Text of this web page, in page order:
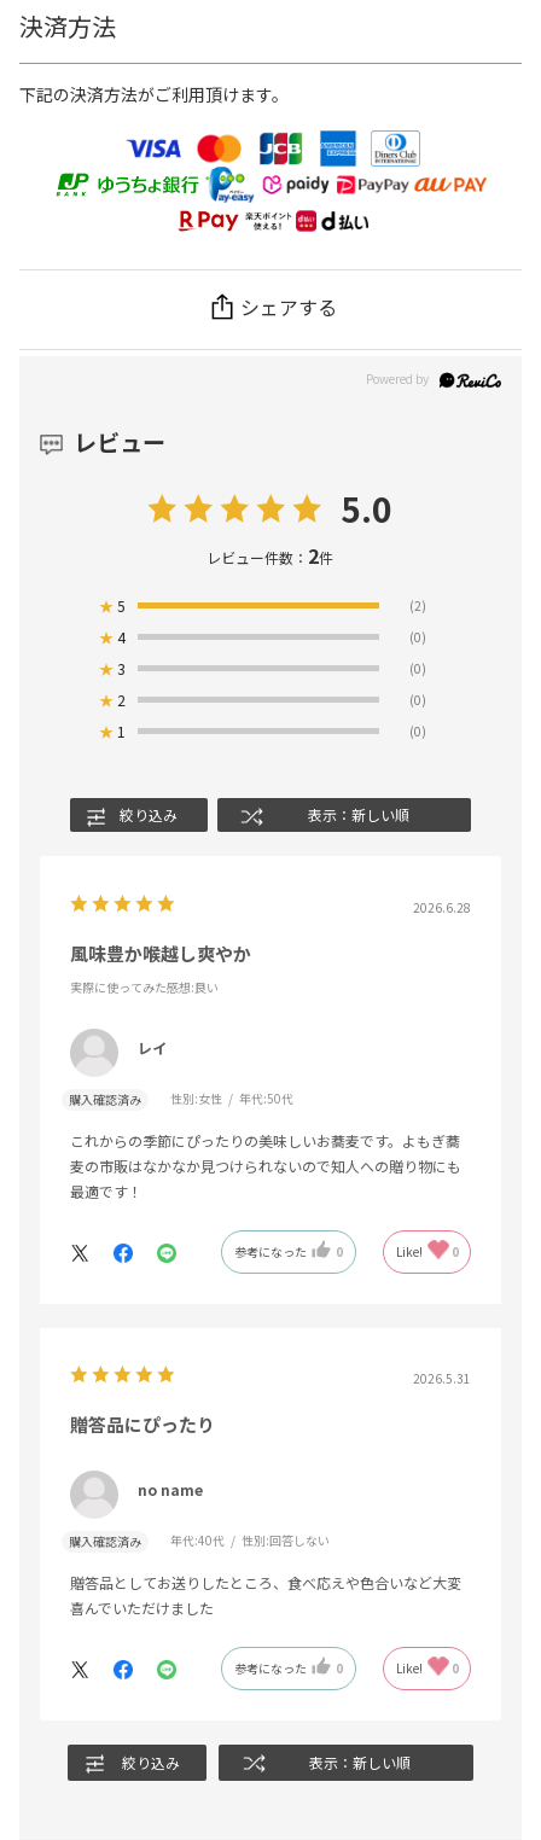
決済方法
下記の決済方法がご利用頂けます。
シェアする
レビュー
5.0
レビュー件数： 2件
★5 (2)
★4 (0)
★3 (0)
★ 2 (0)
★ 1 (0)
絞り込み 表示：新しい順
2026.6.28
風味豊か喉越し爽やか
実際に使ってみた感想:良い
レイ
購入確認済み 性別:女性 年代:50代
これからの季節にぴったりの美味しいお蕎麦です。よもぎ蕎
麦の市販はなかなか見つけられないので知人への贈り物にも
最適です！
参考になった 0 Like! 0
2026.5.31
贈答品にぴったり
no name
購入確認済み 年代:40代 性別:回答しない
贈答品としてお送りしたところ、食べ応えや色合いなど大変
喜んでいただけました
参考になった 0 Like! 0
絞り込み 表示：新しい順